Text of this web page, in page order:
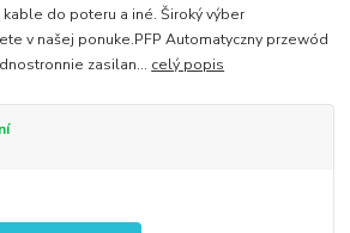
kable do poteru a iné. Široký výber
v našej ponuke.PFP Automatyczny przewód
zasilan... celý popis